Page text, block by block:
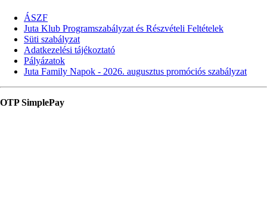
ÁSZF
Juta Klub Programszabályzat és Részvételi Feltételek
Süti szabályzat
Adatkezelési tájékoztató
Pályázatok
Juta Family Napok - 2026. augusztus promóciós szabályzat
OTP SimplePay